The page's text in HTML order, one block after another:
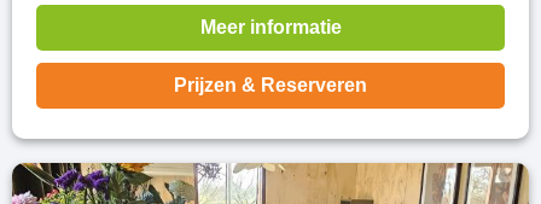
Meer informatie
Prijzen & Reserveren